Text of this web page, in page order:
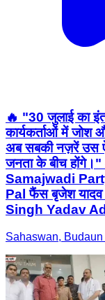
🔥 "30 जुलाई का
कार्यकर्ताओं में जोश
अब सबकी नज़रें उस
जनता के बीच
Samajwadi
Pal फैंस बृजेश
Singh Yadav
Sahaswan,